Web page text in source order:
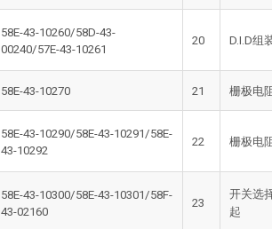
58E-43-10260/58D-43-
00240/57E-43-10261
20 D.I.D组
58E-43-10270 21 栅极电
58E-43-10290/58E-43-10291/58E-
43-10292
22 栅极电
58E-43-10300/58E-43-10301/58F-
43-02160
23
开关选
起